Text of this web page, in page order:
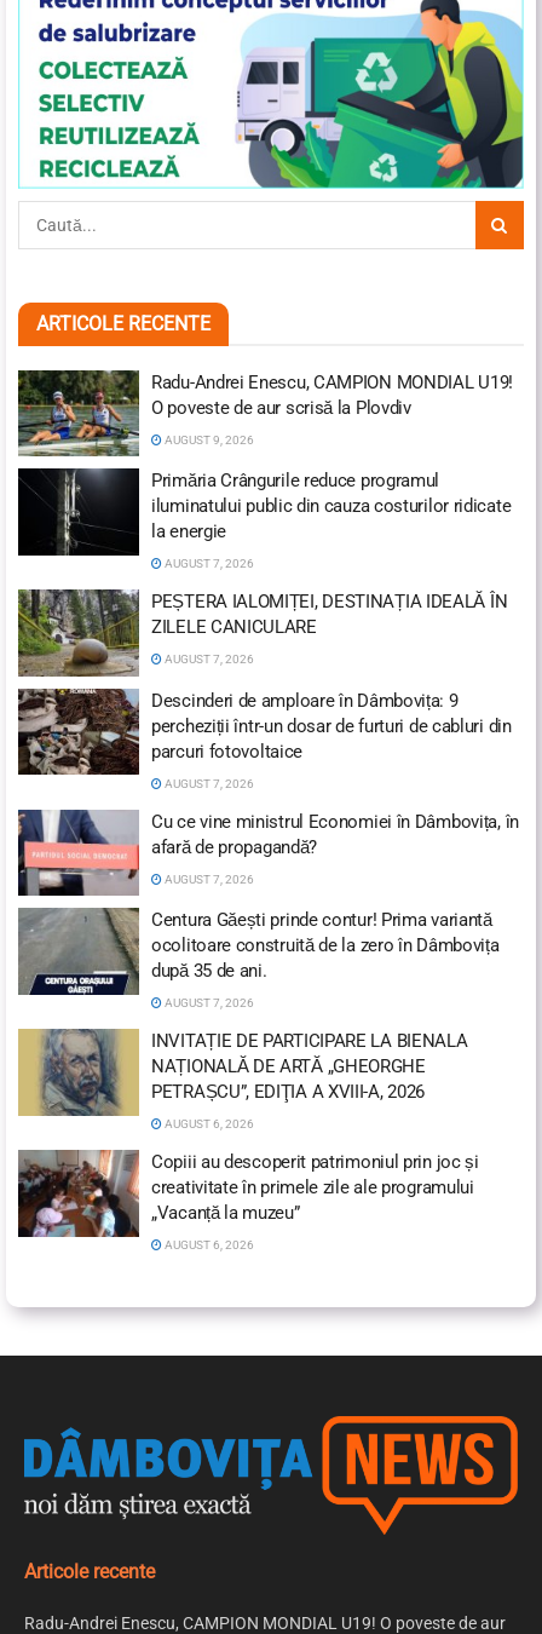
ARTICOLE RECENTE
Radu-Andrei Enescu, CAMPION MONDIAL U19!
O poveste de aur scrisă la Plovdiv
AUGUST 9, 2026
Primăria Crângurile reduce programul
iluminatului public din cauza costurilor ridicate
la energie
AUGUST 7, 2026
PEȘTERA IALOMIȚEI, DESTINAȚIA IDEALĂ ÎN
ZILELE CANICULARE
AUGUST 7, 2026
Descinderi de amploare în Dâmbovița: 9
percheziții într-un dosar de furturi de cabluri din
parcuri fotovoltaice
AUGUST 7, 2026
Cu ce vine ministrul Economiei în Dâmbovița, în
afară de propagandă?
AUGUST 7, 2026
Centura Găești prinde contur! Prima variantă
ocolitoare construită de la zero în Dâmbovița
după 35 de ani.
AUGUST 7, 2026
INVITAȚIE DE PARTICIPARE LA BIENALA
NAȚIONALĂ DE ARTĂ „GHEORGHE
PETRAȘCU”, EDIŢIA A XVIII-A, 2026
AUGUST 6, 2026
Copiii au descoperit patrimoniul prin joc și
creativitate în primele zile ale programului
„Vacanță la muzeu”
AUGUST 6, 2026
Articole recente
Radu-Andrei Enescu, CAMPION MONDIAL U19! O poveste de aur